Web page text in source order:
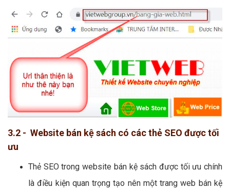
3.2 - Website bán kệ sách có các thẻ SEO được tối
ưu
Thẻ SEO trong website bán kệ sách được tối ưu chính
là điều kiện quan trọng tạo nên một trang web bán kệ